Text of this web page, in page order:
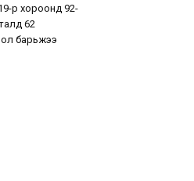
р хороонд 92-
62
барьжээ